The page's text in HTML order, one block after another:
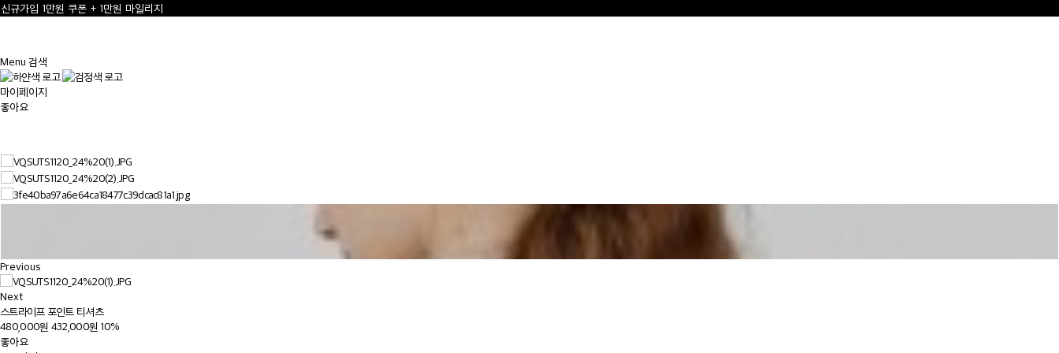
신규가입 1만원 쿠폰 + 1만원 마일리지
Menu 검색
마이페이지
좋아요
Previous
Next
스트라이프 포인트 티셔츠
480,000원 432,000원 10%
좋아요